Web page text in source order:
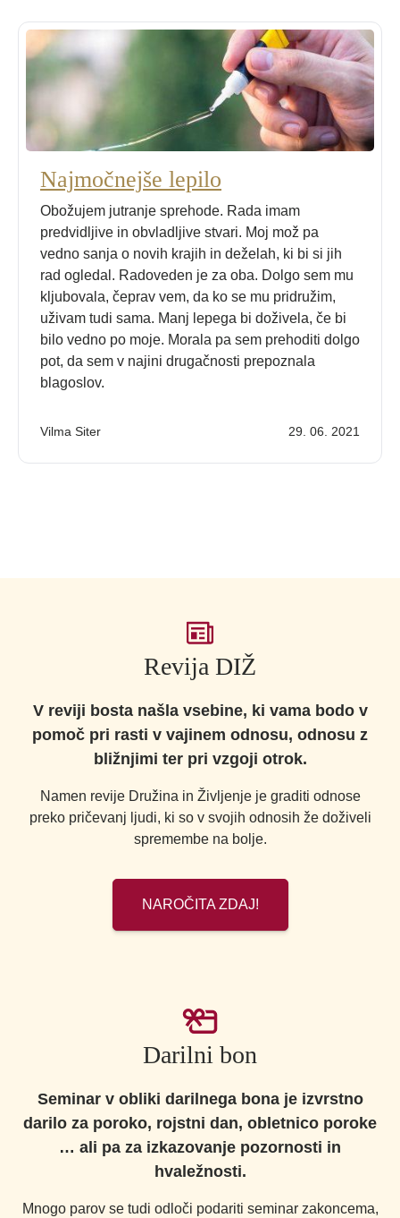
Najmočnejše lepilo
Obožujem jutranje sprehode. Rada imam
predvidljive in obvladljive stvari. Moj mož pa
vedno sanja o novih krajih in deželah, ki bi si jih
rad ogledal. Radoveden je za oba. Dolgo sem mu
kljubovala, čeprav vem, da ko se mu pridružim,
uživam tudi sama. Manj lepega bi doživela, če bi
bilo vedno po moje. Morala pa sem prehoditi dolgo
pot, da sem v najini drugačnosti prepoznala
blagoslov.
Vilma Siter 29. 06. 2021
Revija DIŽ
V reviji bosta našla vsebine, ki vama bodo v
pomoč pri rasti v vajinem odnosu, odnosu z
bližnjimi ter pri vzgoji otrok.
Namen revije Družina in Življenje je graditi odnose
preko pričevanj ljudi, ki so v svojih odnosih že doživeli
spremembe na bolje.
NAROČITA ZDAJ!
Darilni bon
Seminar v obliki darilnega bona je izvrstno
darilo za poroko, rojstni dan, obletnico poroke
… ali pa za izkazovanje pozornosti in
hvaležnosti.
Mnogo parov se tudi odloči podariti seminar zakoncema,